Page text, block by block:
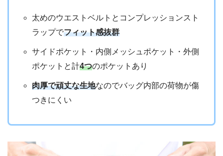
太めのウエストベルトとコンプレッションスト
ラップでフィット感抜群
サイドポケット・内側メッシュポケット・外側
ポケットと計4つのポケットあり
肉厚で頑丈な生地なのでバッグ内部の荷物が傷
つきにくい